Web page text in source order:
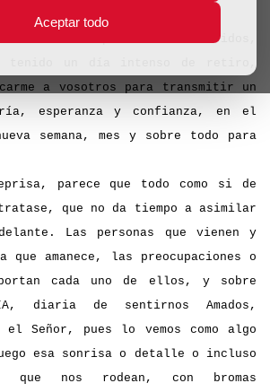
Aceptar todo
lleno por los días vividos,
tenido un día intenso de retiro,
a vosotros para transmitir un
esperanza y confianza, en el
semana, mes y sobre todo para
parece que todo como si de
que no da tiempo a asimilar
Las personas que vienen y
amanece, las preocupaciones o
cada uno de ellos, y sobre
diaria de sentirnos Amados,
el Señor, pues lo vemos como algo
esa sonrisa o detalle o incluso
nos rodean, con bromas